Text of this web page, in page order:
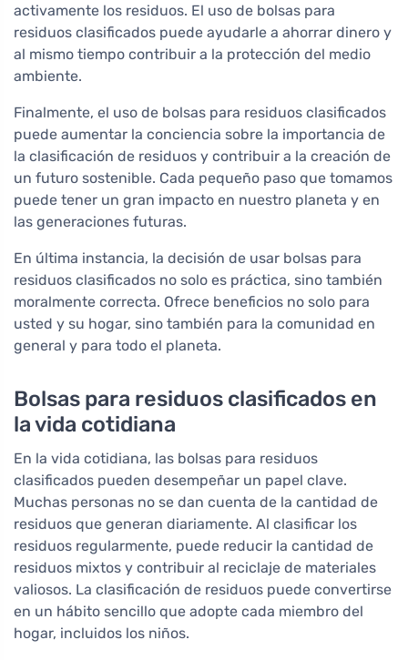
activamente los residuos. El uso de bolsas para
residuos clasificados puede ayudarle a ahorrar dinero y
al mismo tiempo contribuir a la protección del medio
ambiente.
Finalmente, el uso de bolsas para residuos clasificados
puede aumentar la conciencia sobre la importancia de
la clasificación de residuos y contribuir a la creación de
un futuro sostenible. Cada pequeño paso que tomamos
puede tener un gran impacto en nuestro planeta y en
las generaciones futuras.
En última instancia, la decisión de usar bolsas para
residuos clasificados no solo es práctica, sino también
moralmente correcta. Ofrece beneficios no solo para
usted y su hogar, sino también para la comunidad en
general y para todo el planeta.
Bolsas para residuos clasificados en
la vida cotidiana
En la vida cotidiana, las bolsas para residuos
clasificados pueden desempeñar un papel clave.
Muchas personas no se dan cuenta de la cantidad de
residuos que generan diariamente. Al clasificar los
residuos regularmente, puede reducir la cantidad de
residuos mixtos y contribuir al reciclaje de materiales
valiosos. La clasificación de residuos puede convertirse
en un hábito sencillo que adopte cada miembro del
hogar, incluidos los niños.